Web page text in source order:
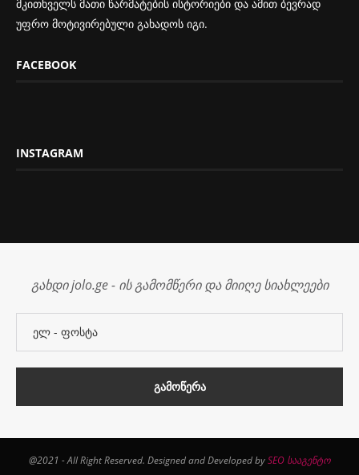
მკითხველს მათი წარმატების ისტორიები და ამით ბევრად
უფრო მოტივირებული გახადოს იგი.
FACEBOOK
INSTAGRAM
გახდი jolo.ge - ის გამომწერი და მიიღე სიახლეები
@2021 - All Right Reserved. Designed and Developed bySEO სააგენტო